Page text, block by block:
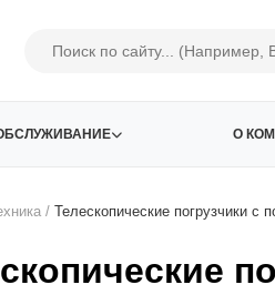
О
/ Телескопические погрузчики с